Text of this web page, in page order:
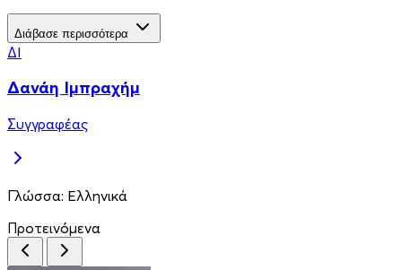
Διάβασε περισσότερα
ΔΙ
Δανάη Ιμπραχήμ
Συγγραφέας
Γλώσσα: Ελληνικά
Προτεινόμενα